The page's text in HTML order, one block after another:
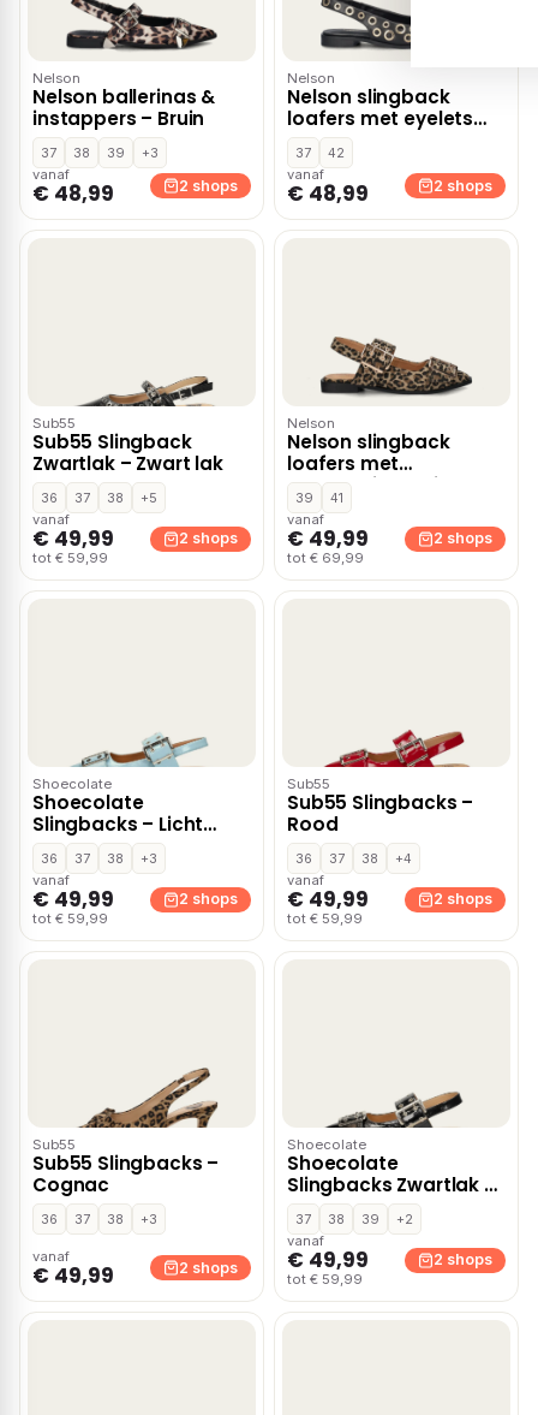
Nelson
Nelson ballerinas &
instappers – Bruin
37 38 39
+3
vanaf
€ 48,99 2 shops
Nelson
Nelson slingback
loafers met eyelets
zwart
37
42
vanaf
€ 48,99 2 shops
Sub55
Sub55 Slingback
Zwartlak – Zwart lak
36 37 38
+5
vanaf
€ 49,99
tot € 59,99
2 shops
Nelson
Nelson slingback
loafers met
panterprint bruin
39
41
vanaf
€ 49,99
tot € 69,99
2 shops
Shoecolate
Shoecolate
Slingbacks – Licht
blauw
36 37 38
+3
vanaf
€ 49,99
tot € 59,99
2 shops
Sub55
Sub55 Slingbacks –
Rood
36 37 38
+4
vanaf
€ 49,99
tot € 59,99
2 shops
Sub55
Sub55 Slingbacks –
Cognac
36 37 38 +3
vanaf
€ 49,99 2 shops
Shoecolate
Shoecolate
Slingbacks Zwartlak –
Zwart lak
37 38 39
+2
vanaf
€ 49,99
tot € 59,99
2 shops